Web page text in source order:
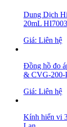
Dung Dịch
20mL
Giá: Liên hệ
Đồng hồ đo
& CVG-200-
Giá: Liên hệ
Kính hiển vi